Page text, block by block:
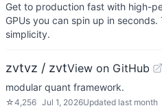
Get to production fast with high-
GPUs you can spin up in
simplicity.
zvtvz / zvtView on GitHub
modular quant framework.
☆4,256 Jul 1, 2026Updated last month